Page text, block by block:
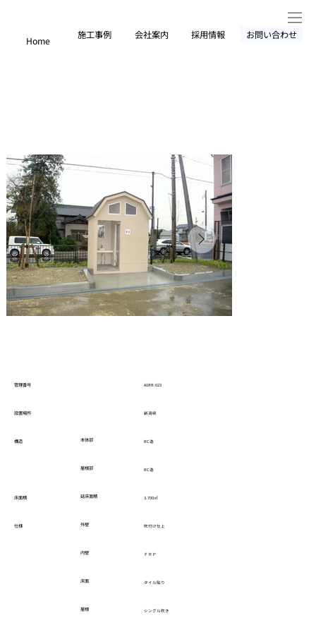
Home
施工事例 会社案内 採用情報 お問い合わせ
管理番号 A1RR-023
設置場所 新潟県
構造 本体部 RC造
屋根部 RC造
床面積 延床面積 3.700㎡
仕様 外壁 吹付け仕上
内壁 ＦＲＰ
床面 タイル貼り
屋根 シングル吹き